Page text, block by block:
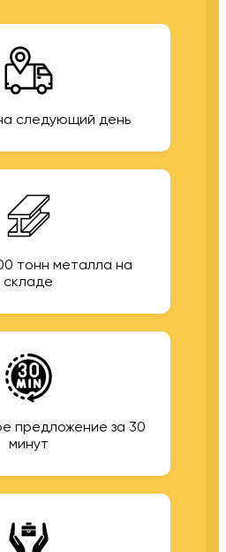
следующий день
тонн металла на
складе
предложение за 30
минут